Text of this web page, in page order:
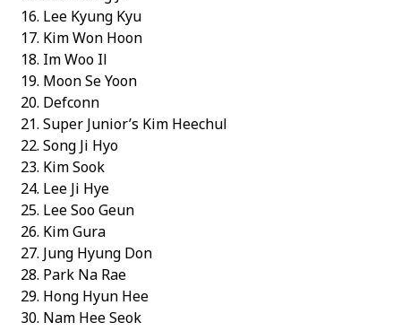
Lee Kyung Kyu
Kim Won Hoon
Im Woo Il
Moon Se Yoon
Defconn
Super Junior’s Kim Heechul
Song Ji Hyo
Kim Sook
Lee Ji Hye
Lee Soo Geun
Kim Gura
Jung Hyung Don
Park Na Rae
Hong Hyun Hee
Nam Hee Seok